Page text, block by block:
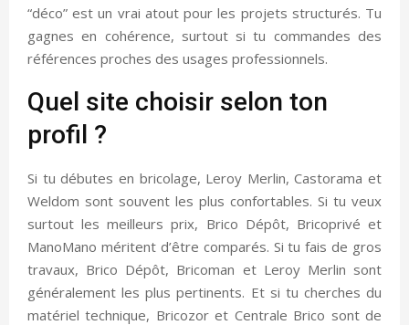
“déco” est un vrai atout pour les projets structurés. Tu
gagnes en cohérence, surtout si tu commandes des
références proches des usages professionnels.
Quel site choisir selon ton
profil ?
Si tu débutes en bricolage, Leroy Merlin, Castorama et
Weldom sont souvent les plus confortables. Si tu veux
surtout les meilleurs prix, Brico Dépôt, Bricoprivé et
ManoMano méritent d’être comparés. Si tu fais de gros
travaux, Brico Dépôt, Bricoman et Leroy Merlin sont
généralement les plus pertinents. Et si tu cherches du
matériel technique, Bricozor et Centrale Brico sont de